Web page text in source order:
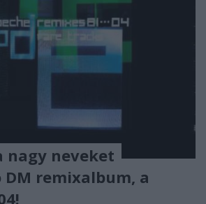
nagy neveket
remixalbum, a